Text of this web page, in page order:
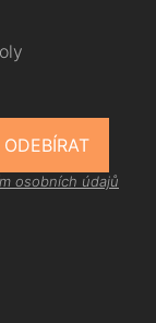
ODEBÍRAT
osobních údajů